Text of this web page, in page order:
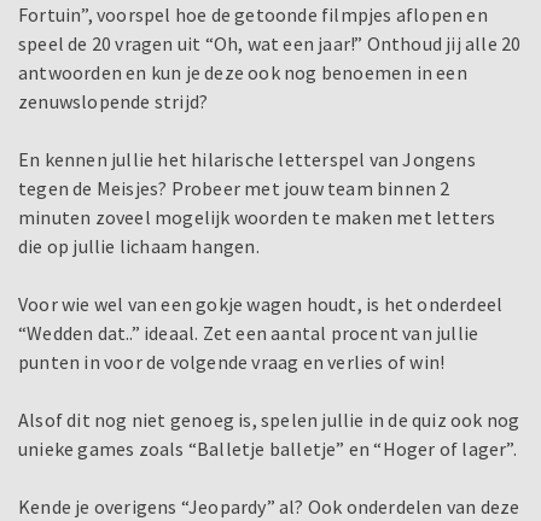
Fortuin”, voorspel hoe de getoonde filmpjes aflopen en
speel de 20 vragen uit “Oh, wat een jaar!” Onthoud jij alle 20
antwoorden en kun je deze ook nog benoemen in een
zenuwslopende strijd?
En kennen jullie het hilarische letterspel van Jongens
tegen de Meisjes? Probeer met jouw team binnen 2
minuten zoveel mogelijk woorden te maken met letters
die op jullie lichaam hangen.
Voor wie wel van een gokje wagen houdt, is het onderdeel
“Wedden dat..” ideaal. Zet een aantal procent van jullie
punten in voor de volgende vraag en verlies of win!
Alsof dit nog niet genoeg is, spelen jullie in de quiz ook nog
unieke games zoals “Balletje balletje” en “Hoger of lager”.
Kende je overigens “Jeopardy” al? Ook onderdelen van deze